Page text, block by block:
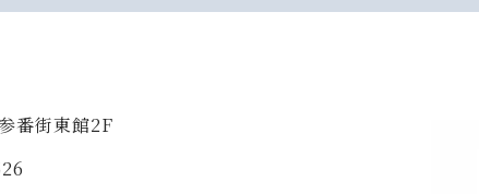
番街東館2F